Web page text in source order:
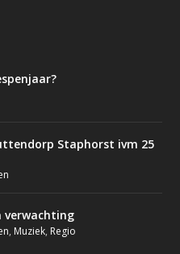
Staphorst ivm 25
verwachting
, Muziek, Regio